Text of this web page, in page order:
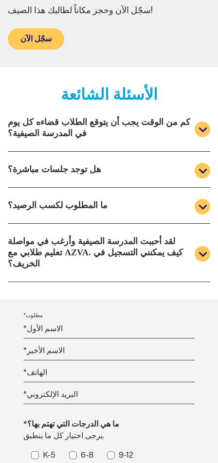
سجّل الآن وحجز مكاناً لطالبك هذا الصيف!
سجّل الآن
الأسئلة الشائعة
كم من الوقت يجب أن يتوقع الطلاب قضاءه كل يوم
في المدرسة الصيفية؟
هل توجد جلسات مباشرة؟
ما المطلوب لكسب الرصيد؟
لقد أحببت المدرسة الصيفية وأرغب في مواصلة
تعليم طلابي مع AZVA. كيف يمكنني التسجيل في
الخريف؟
*مطلوب
*الاسم الأول
*الاسم الأخير
*الهاتف
*البريد الإلكتروني
*ما هي الدرجات التي تهتم بها؟
يرجى اختيار كل ما ينطبق.
K-5 6-8 9-12